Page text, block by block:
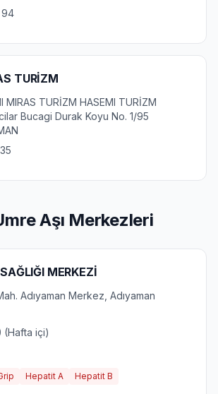
94
TURİZM
MIRAS TURİZM HASEMI TURİZM
Bucagi Durak Koyu No. 1/95
Aşı Merkezleri
MERKEZİ
Adıyaman Merkez, Adıyaman
(Hafta içi)
Hepatit A Hepatit B